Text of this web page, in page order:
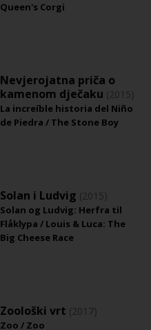
Queen's Corgi
Nevjerojatna priča o
kamenom dječaku (2015)
La increíble historia del Niño
de Piedra / The Stone Boy
Solan i Ludvig (2015)
Solan og Ludvig: Herfra til
Flåklypa / Louis & Luca: The
Big Cheese Race
Zoološki vrt (2017)
Zoo / Zoo